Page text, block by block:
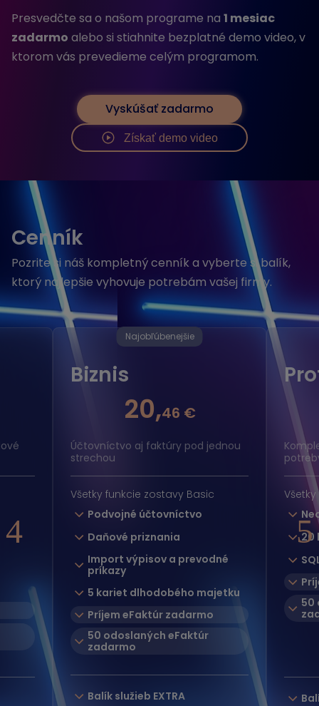
Presvedčte sa o našom programe na 1 mesiac
zadarmo alebo si stiahnite bezplatné demo video, v
ktorom vás prevedieme celým programom.
Vyskúšať zadarmo
Získať demo video
Cenník
Pozrite si náš kompletný cenník a vyberte si balík,
ktorý najlepšie vyhovuje potrebám vašej firmy.
Najobľúbenejšie
Biznis
20,46 €
Účtovníctvo aj faktúry pod jednou
strechou
Všetky funkcie zostavy Basic
Podvojné účtovníctvo
Daňové priznania
Import výpisov a prevodné
príkazy
5 kariet dlhodobého majetku
Príjem eFaktúr zadarmo
50 odoslaných eFaktúr
zadarmo
Balík služieb EXTRA
20
50
4 5